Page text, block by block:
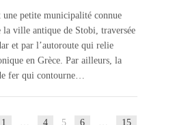
une petite municipalité connue
la ville antique de Stobi, traversée
et par l’autoroute qui relie
en Grèce. Par ailleurs, la
fer qui contourne…
1 4 5 6
15